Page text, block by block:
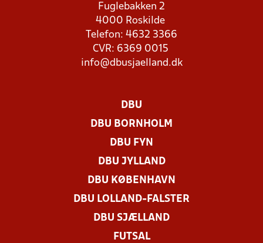
Fuglebakken 2
4000 Roskilde
Telefon: 4632 3366
CVR: 6369 0015
info@dbusjaelland.dk
DBU
DBU BORNHOLM
DBU FYN
DBU JYLLAND
DBU KØBENHAVN
DBU LOLLAND-FALSTER
DBU SJÆLLAND
FUTSAL